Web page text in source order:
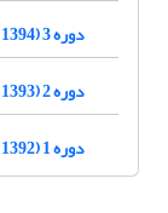
دوره 3 (1394)
دوره 2 (1393)
دوره 1 (1392)